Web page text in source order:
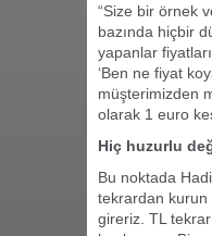
“Size bir örnek
bazında hiçbir
yapanlar
‘Ben ne fiyat
müşterimizden
olarak 1 euro
Hiç huzurlu
Bu noktada
tekrardan kurun
gireriz. TL